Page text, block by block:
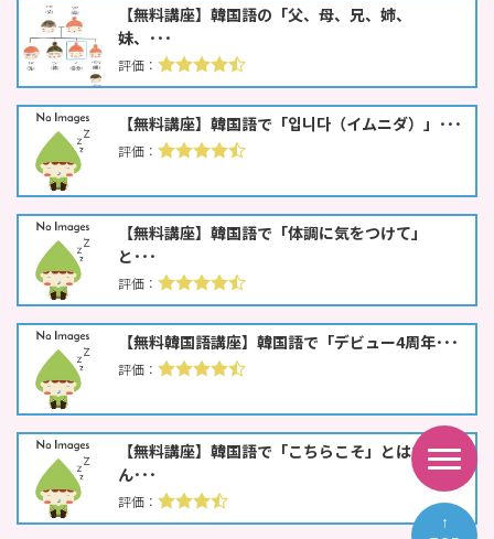
【無料講座】韓国語の「父、母、兄、姉、
妹、･･･
【無料講座】韓国語で「입니다（イムニダ）」･･･
【無料講座】韓国語で「体調に気をつけて」
と･･･
【無料韓国語講座】韓国語で「デビュー4周年･･･
【無料講座】韓国語で「こちらこそ」とはな
ん･･･